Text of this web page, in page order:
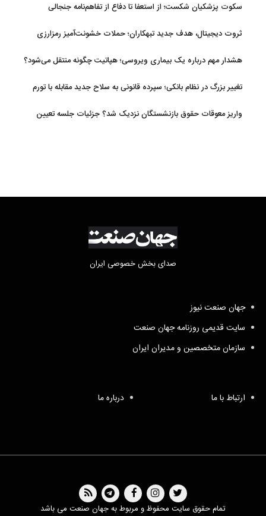
سکوت پزشکیان شکست؛ از استعفا تا دفاع از تفاهم‌نامه جنجالی
ثروت دیجیتال، هدف جدید تبهکاران؛ حملات خشونت‌آمیز رمزارزی
هشدار مهم درباره یک بیماری ویروسی؛ هپاتیت چگونه منتقل می‌شود؟
تغییر بزرگ در نظام بانکی؛ سپرده قانونی به سلاح جدید مقابله با تورم
واریز معوقات حقوق بازنشستگان نزدیک شد؟ جزئیات جلسه تعیین
صدای بخش خصوصی ایران
جهان صنعت نیوز
سایت قدیمی روزنامه جهان صنعت
سازمان متخصصین و مدیران ایران
ارتباط با ما درباره ما
تمام حقوق سایت محفوظ و مربوط به جهان صنعت می باشد